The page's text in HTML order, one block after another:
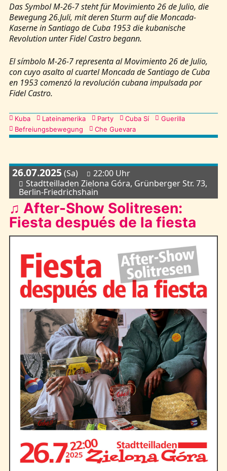
Das Symbol M-26-7 steht für Movimiento 26 de Julio, die
Bewegung 26.Juli, mit deren Sturm auf die Moncada-
Kaserne in Santiago de Cuba 1953 die kubanische
Revolution unter Fidel Castro begann.
El símbolo M-26-7 representa al Movimiento 26 de Julio,
con cuyo asalto al cuartel Moncada de Santiago de Cuba
en 1953 comenzó la revolución cubana impulsada por
Fidel Castro.
Kategorien
Kuba Lateinamerika Party Cuba Sí
Guerilla
Befreiungsbewegung
Che Guevara
26.07.2025 (Sa)
22:00 Uhr
Stadtteilladen Zielona Góra, Grünberger Str. 73,
Berlin-Friedrichshain
♫ After-Show Solitresen:
Fiesta después de la fiesta